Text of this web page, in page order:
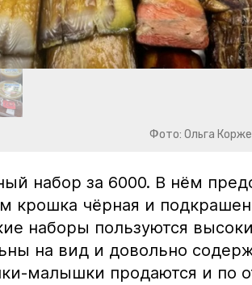
Фото: Ольга
набор за 6000. В нём
крошка чёрная и
наборы пользуются
на вид и довольно
малышки продаются и по